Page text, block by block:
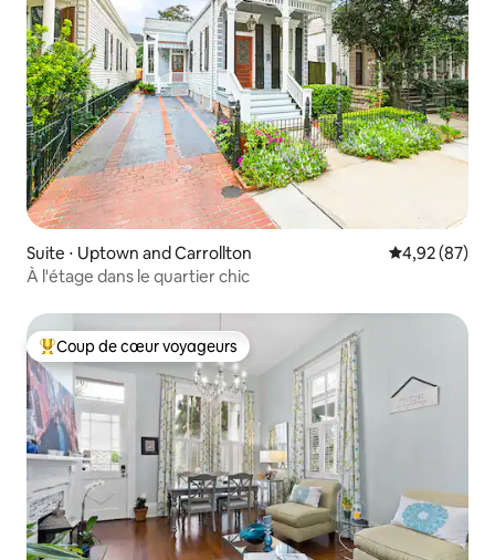
Suite ⋅ Uptown and Carrollton Évaluation
4,92 (87)
À l'étage dans le quartier chic
Coups de cœur voyageurs les plus appréciés
Coup de cœur voyageurs